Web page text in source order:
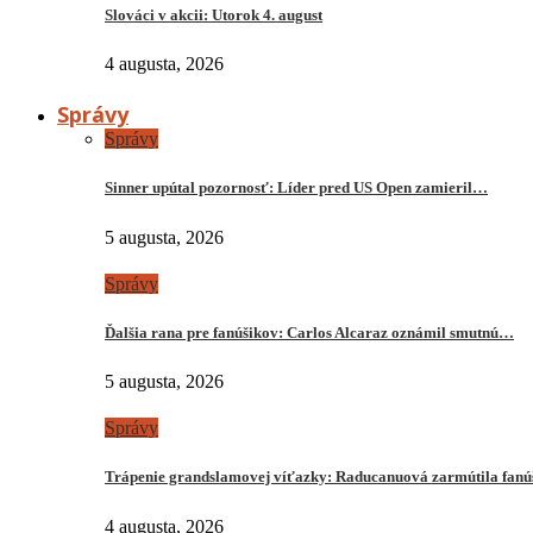
Slováci v akcii: Utorok 4. august
4 augusta, 2026
Správy
Správy
Sinner upútal pozornosť: Líder pred US Open zamieril…
5 augusta, 2026
Správy
Ďalšia rana pre fanúšikov: Carlos Alcaraz oznámil smutnú…
5 augusta, 2026
Správy
Trápenie grandslamovej víťazky: Raducanuová zarmútila
4 augusta, 2026